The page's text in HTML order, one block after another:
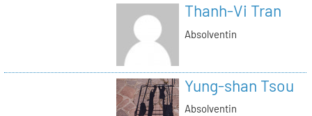
Thanh-Vi Tran
Absolventin
Yung-shan Tsou
Absolventin